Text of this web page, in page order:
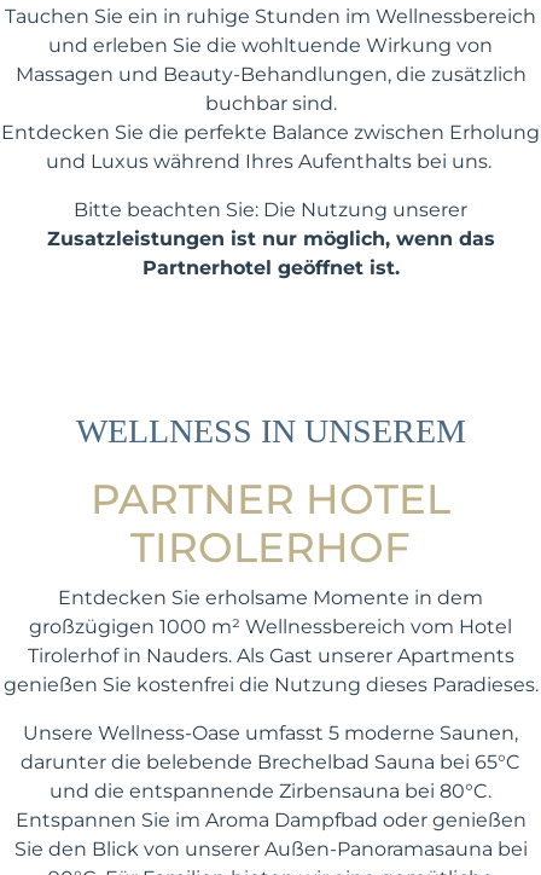
Tauchen Sie ein in ruhige Stunden im Wellnessbereich
und erleben Sie die wohltuende Wirkung von
Massagen und Beauty-Behandlungen, die zusätzlich
buchbar sind.
Entdecken Sie die perfekte Balance zwischen Erholung
und Luxus während Ihres Aufenthalts bei uns.
Bitte beachten Sie: Die Nutzung unserer
Zusatzleistungen ist nur möglich, wenn das
Partnerhotel geöffnet ist.
WELLNESS IN UNSEREM
PARTNER HOTEL
TIROLERHOF
Entdecken Sie erholsame Momente in dem
großzügigen 1000 m² Wellnessbereich vom Hotel
Tirolerhof in Nauders. Als Gast unserer Apartments
genießen Sie kostenfrei die Nutzung dieses Paradieses.
Unsere Wellness-Oase umfasst 5 moderne Saunen,
darunter die belebende Brechelbad Sauna bei 65°C
und die entspannende Zirbensauna bei 80°C.
Entspannen Sie im Aroma Dampfbad oder genießen
Sie den Blick von unserer Außen-Panoramasauna bei